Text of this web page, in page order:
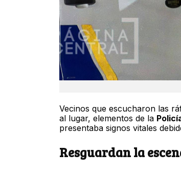
Vecinos que escucharon las
al lugar, elementos de la
presentaba signos vitales
Resguardan la